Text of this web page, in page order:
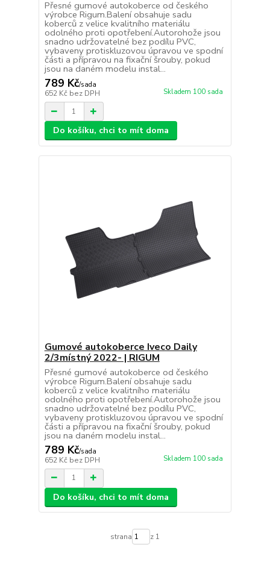
Přesné gumové autokoberce od českého
výrobce Rigum.Balení obsahuje sadu
koberců z velice kvalitního materiálu
odolného proti opotřebení.Autorohože jsou
snadno udržovatelné bez podílu PVC,
vybaveny protiskluzovou úpravou ve spodní
části a přípravou na fixační šrouby, pokud
jsou na daném modelu instal...
789 Kč/sada
652 Kč bez DPH Skladem 100 sada
Do košíku, chci to mít doma
Gumové autokoberce Iveco Daily
2/3místný 2022- | RIGUM
Přesné gumové autokoberce od českého
výrobce Rigum.Balení obsahuje sadu
koberců z velice kvalitního materiálu
odolného proti opotřebení.Autorohože jsou
snadno udržovatelné bez podílu PVC,
vybaveny protiskluzovou úpravou ve spodní
části a přípravou na fixační šrouby, pokud
jsou na daném modelu instal...
789 Kč/sada
652 Kč bez DPH Skladem 100 sada
Do košíku, chci to mít doma
strana z 1